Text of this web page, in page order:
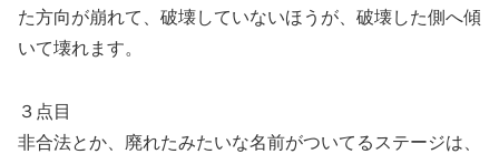
た方向が崩れて、破壊していないほうが、破壊した側へ傾
いて壊れます。
３点目
非合法とか、廃れたみたいな名前がついてるステージは、